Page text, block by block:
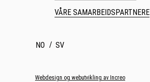
VÅRE SAMARBEIDSPARTNERE
NO SV
Webdesign og webutvikling av Increo